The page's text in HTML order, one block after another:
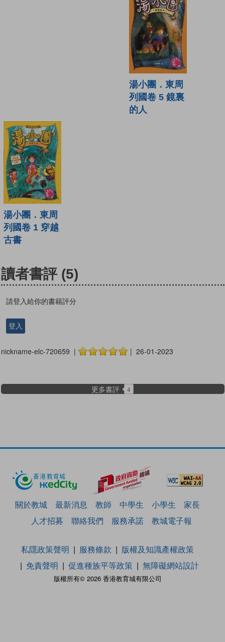
湯小團．東周
列國卷 5 鏡裏
的人
湯小團．東周
列國卷 1 穿越
古書
讀者書評 (5)
請登入給你的書籍評分
登入
nickname-elc-720659 | | 26-01-2023
更多書評 4
關於教城 最新消息 教師 中學生 小學生
家長
人才招募
聯絡我們 服務承諾 教城電子報
版權所有© 2026 香港教育城有限公司
私隱政策聲明 服務條款
版權及知識產權政策
免責聲明
促進種族平等政策 無障礙網站設計